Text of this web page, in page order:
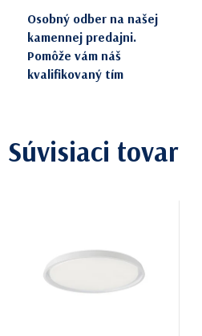
Osobný odber na našej
kamennej predajni.
Pomôže vám náš
kvalifikovaný tím
Súvisiaci tovar